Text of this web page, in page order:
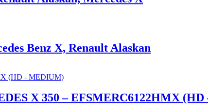
Benz X, Renault Alaskan
X 350 – EFSMERC6122HMX